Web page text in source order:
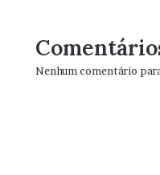
Nenhum comentário